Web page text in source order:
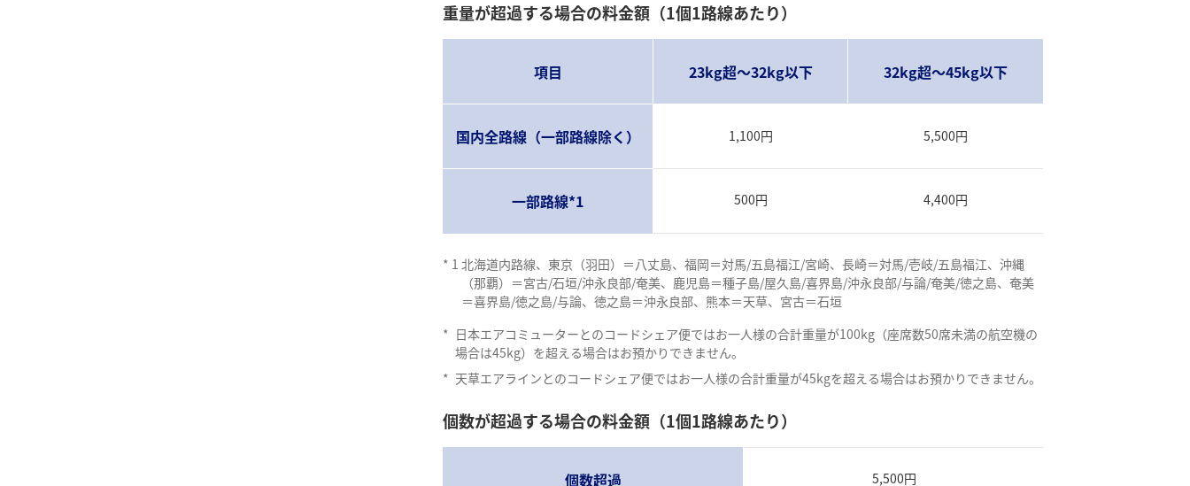
重量が超過する場合の料金額（1個1路線あたり）
項目 23kg超～32kg以下 32kg超～45kg以下
国内全路線（一部路線除く） 1,100円 5,500円
一部路線*1 500円 4,400円
* 1 北海道内路線、東京（羽田）＝八丈島、福岡＝対馬/五島福江/宮崎、長崎＝対馬/壱岐/五島福江、沖縄
（那覇）＝宮古/石垣/沖永良部/奄美、鹿児島＝種子島/屋久島/喜界島/沖永良部/与論/奄美/徳之島、奄美
＝喜界島/徳之島/与論、徳之島＝沖永良部、熊本＝天草、宮古＝石垣
* 日本エアコミューターとのコードシェア便ではお一人様の合計重量が100kg（座席数50席未満の航空機の
場合は45kg）を超える場合はお預かりできません。
* 天草エアラインとのコードシェア便ではお一人様の合計重量が45kgを超える場合はお預かりできません。
個数が超過する場合の料金額（1個1路線あたり）
個数超過 5,500円